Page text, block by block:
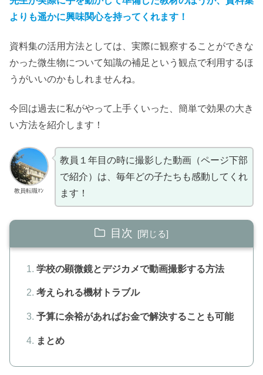
よりも遥かに興味関心を持ってくれます！
資料集の活用方法としては、実際に観察することができな
かった微生物について知識の補足という観点で利用するほ
うがいいのかもしれませんね。
今回は過去に私がやって上手くいった、簡単で効果の大き
い方法を紹介します！
教員転職ﾏﾝ
教員１年目の時に撮影した動画（ページ下部
で紹介）は、毎年どの子たちも感動してくれ
ます！
目次
学校の顕微鏡とデジカメで動画撮影する方法
考えられる機材トラブル
予算に余裕があればお金で解決することも可能
まとめ